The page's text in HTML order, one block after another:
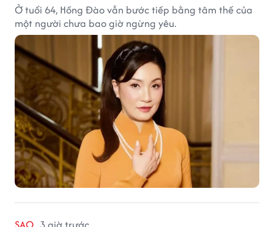
Ở tuổi 64, Hồng Đào vẫn bước tiếp bằng tâm thế của
một người chưa bao giờ ngừng yêu.